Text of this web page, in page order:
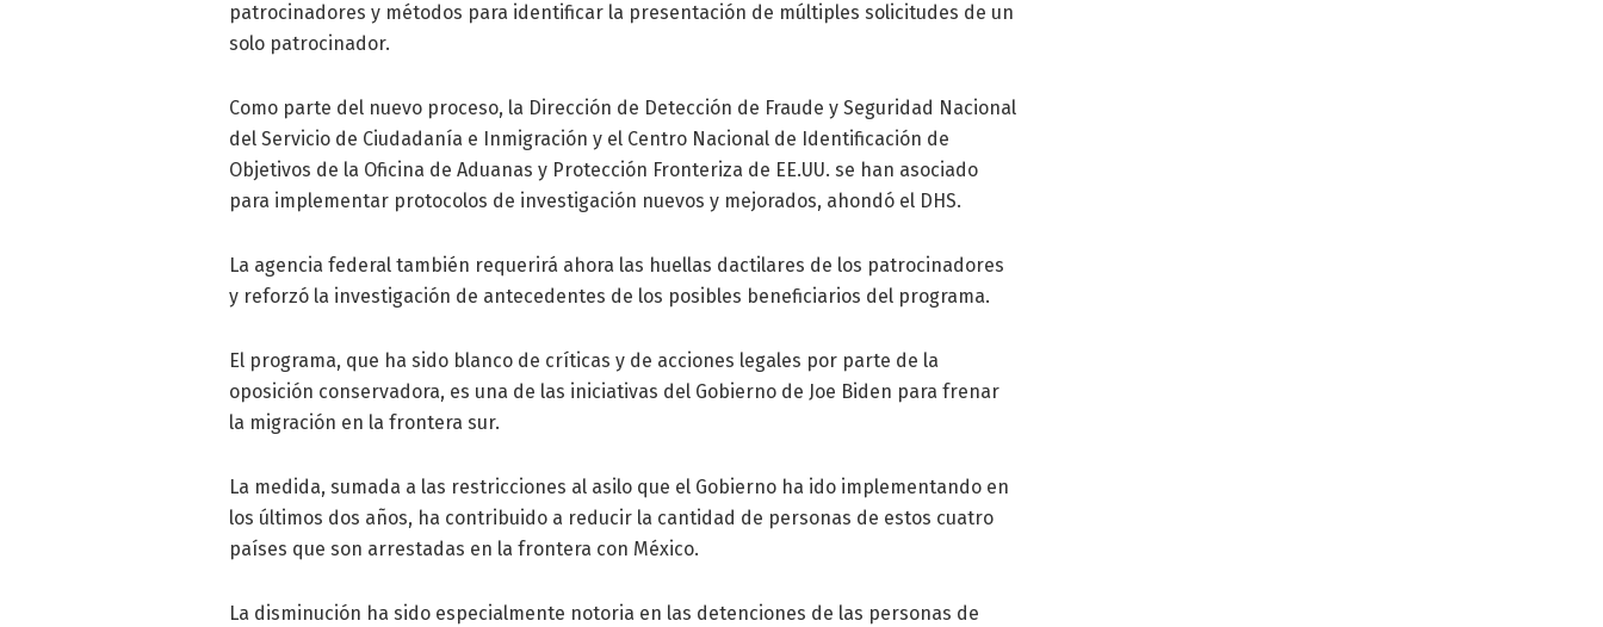
patrocinadores y métodos para identificar la presentación de múltiples solicitudes de un
solo patrocinador.
Como parte del nuevo proceso, la Dirección de Detección de Fraude y Seguridad Nacional
del Servicio de Ciudadanía e Inmigración y el Centro Nacional de Identificación de
Objetivos de la Oficina de Aduanas y Protección Fronteriza de EE.UU. se han asociado
para implementar protocolos de investigación nuevos y mejorados, ahondó el DHS.
La agencia federal también requerirá ahora las huellas dactilares de los patrocinadores
y reforzó la investigación de antecedentes de los posibles beneficiarios del programa.
El programa, que ha sido blanco de críticas y de acciones legales por parte de la
oposición conservadora, es una de las iniciativas del Gobierno de Joe Biden para frenar
la migración en la frontera sur.
La medida, sumada a las restricciones al asilo que el Gobierno ha ido implementando en
los últimos dos años, ha contribuido a reducir la cantidad de personas de estos cuatro
países que son arrestadas en la frontera con México.
La disminución ha sido especialmente notoria en las detenciones de las personas de